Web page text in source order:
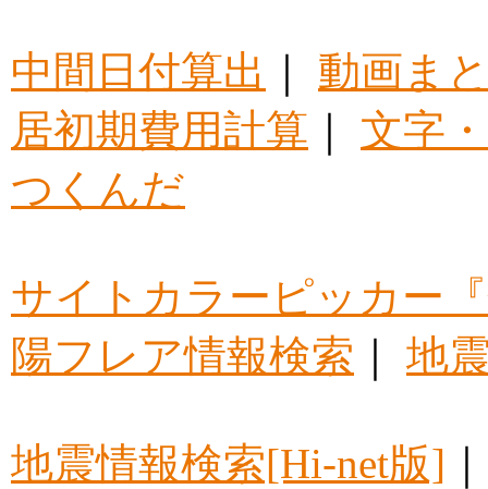
中間日付算出
動画ま
居初期費用計算
文字
つくんだ
サイトカラーピッカー
陽フレア情報検索
地
地震情報検索[Hi-net版]